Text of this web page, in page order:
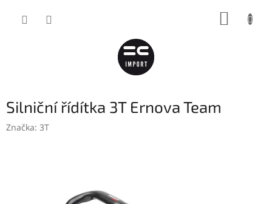
Silniční řídítka 3T Ernova Team
Značka: 3T